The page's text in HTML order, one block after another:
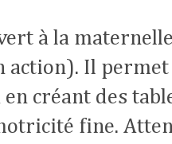
à la
action). Il
créant des
fine.